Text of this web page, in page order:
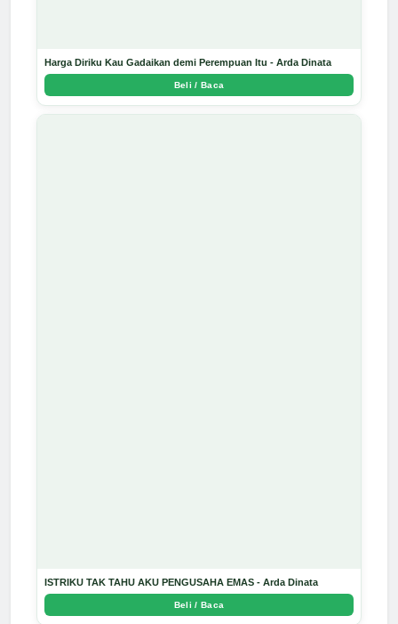
Harga Diriku Kau Gadaikan demi Perempuan Itu - Arda Dinata
Beli / Baca
ISTRIKU TAK TAHU AKU PENGUSAHA EMAS - Arda Dinata
Beli / Baca